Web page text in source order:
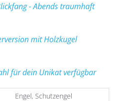
- Abends traumhaft
mit Holzkugel
für dein Unikat verfügbar
Engel, Schutzengel